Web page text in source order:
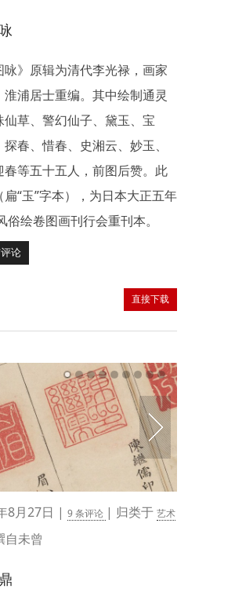
咏》原辑为清代李光禄，画家
浦居士重编。其中绘制通灵
仙草、警幻仙子、黛玉、宝
春、惜春、史湘云、妙玉、
春等五十五人，前图后赞。此
“玉”字本），为日本大正五年
俗绘卷图画刊行会重刊本。
论
直接下载
8月27日 | 9 条评论 | 归类于 艺术
自未曾